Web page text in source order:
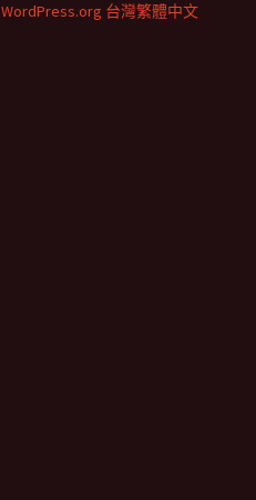
WordPress.org 台灣繁體中文